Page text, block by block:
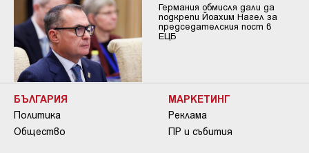
Германия обмисля дали да
подкрепи Йоахим Нагел за
председателския пост в
ЕЦБ
БЪЛГАРИЯ
Политика
Общество
МАРКЕТИНГ
Реклама
ПР и събития